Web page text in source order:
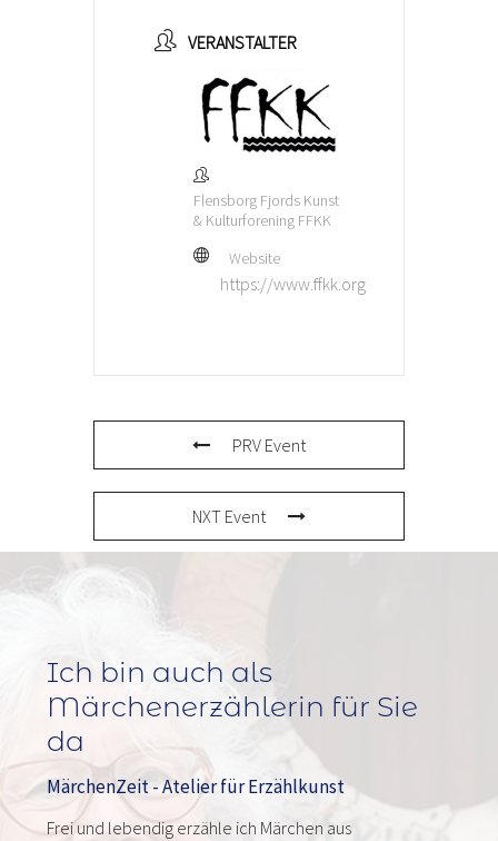
VERANSTALTER
Flensborg Fjords Kunst
& Kulturforening FFKK
Website
https://www.ffkk.org
PRV Event
NXT Event
Ich bin auch als
Märchenerzählerin für Sie
da
MärchenZeit - Atelier für Erzählkunst
Frei und lebendig erzähle ich Märchen aus